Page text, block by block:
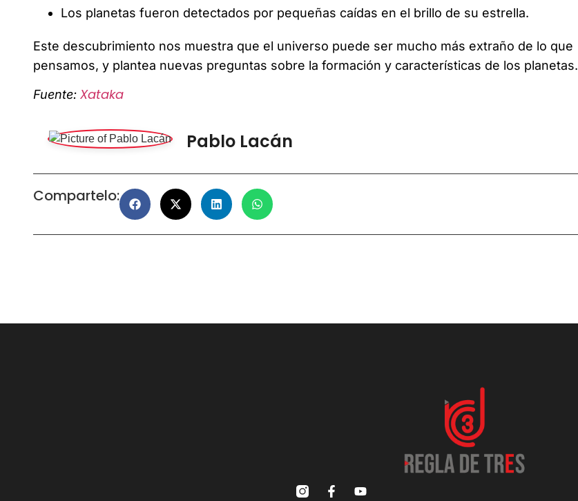
Los planetas fueron detectados por pequeñas caídas en el brillo de su estrella.
Este descubrimiento nos muestra que el universo puede ser mucho más extraño de lo que
pensamos, y plantea nuevas preguntas sobre la formación y características de los planetas.
Fuente: Xataka
Pablo Lacán
Compartelo: